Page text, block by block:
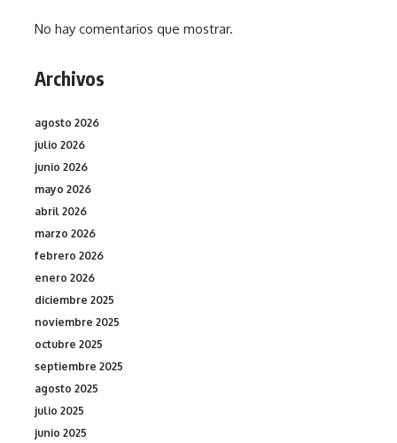
No hay comentarios que mostrar.
Archivos
agosto 2026
julio 2026
junio 2026
mayo 2026
abril 2026
marzo 2026
febrero 2026
enero 2026
diciembre 2025
noviembre 2025
octubre 2025
septiembre 2025
agosto 2025
julio 2025
junio 2025